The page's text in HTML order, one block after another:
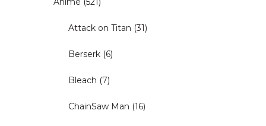
Attack on Titan (31)
Berserk (6)
Bleach (7)
ChainSaw Man (16)